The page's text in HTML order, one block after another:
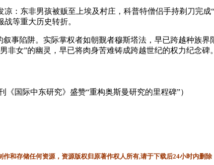
：东非男孩被贩至上埃及村庄，科普特僧侣手持剃刀完
等重大历史转折。
事陷阱。实际掌权者如朝觐者穆斯塔法，早已跨越种族
非女”的幽灵，早已将肉身苦难铸成跨越世纪的权力纪念碑。
《国际中东研究》盛赞“重构奥斯曼研究的里程碑”）
和存储任何资源，资源版权归原著作权人所有,请于下载后24小时内删